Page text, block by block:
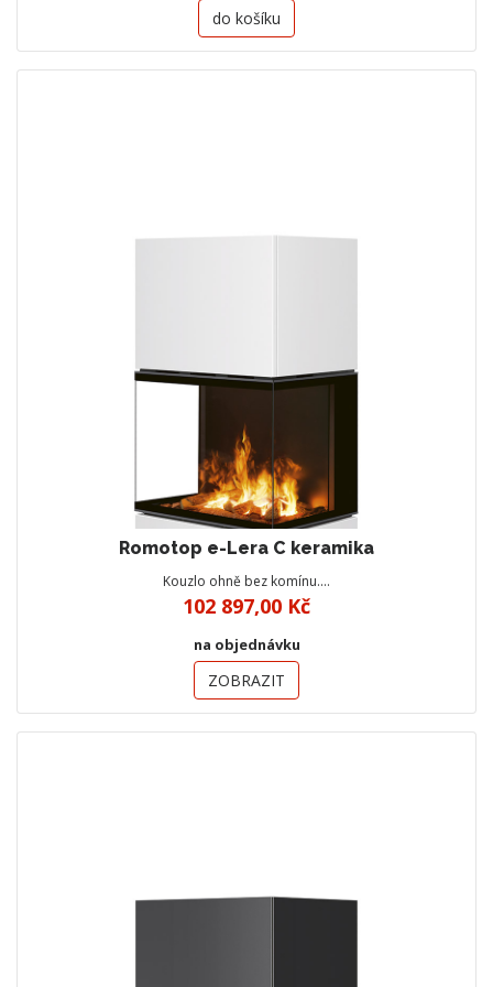
do košíku
Romotop e-Lera C keramika
Kouzlo ohně bez komínu.…
102 897,00 Kč
na objednávku
ZOBRAZIT